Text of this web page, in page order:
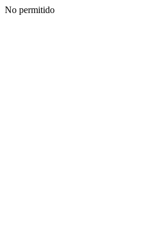
No permitido